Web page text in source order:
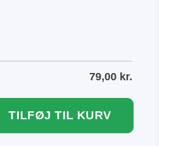
79,00 kr.
TILFØJ TIL KURV